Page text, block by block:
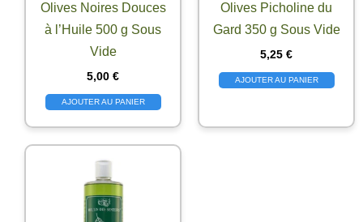
Olives Noires Douces
à l’Huile 500 g Sous
Vide
5,00 €
AJOUTER AU PANIER
Olives Picholine du
Gard 350 g Sous Vide
5,25 €
AJOUTER AU PANIER